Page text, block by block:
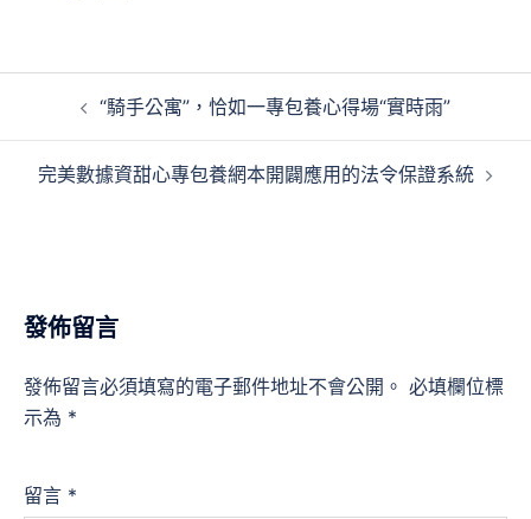
“騎手公寓”，恰如一專包養心得場“實時雨”
完美數據資甜心專包養網本開闢應用的法令保證系統
發佈留言
發佈留言必須填寫的電子郵件地址不會公開。 必填欄位標
示為 *
留言 *